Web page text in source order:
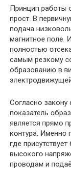
Принцип работы
прост. В
подача
магнитное поле.
полностью
самым резкому
образованию в
Согласно закону
показатель
является прямо
контура. Именно
где
высокого
проводам и